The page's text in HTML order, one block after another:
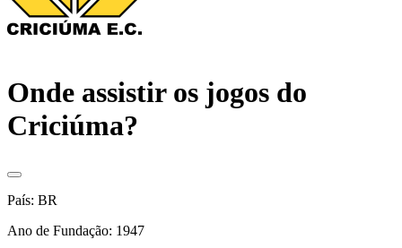
Onde assistir os jogos do
Criciúma?
País: BR
Ano de Fundação: 1947